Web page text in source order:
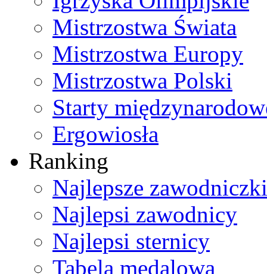
Mistrzostwa Świata
Mistrzostwa Europy
Mistrzostwa Polski
Starty
Ergowiosła
Ranking
Najlepsze zawodniczki
Najlepsi zawodnicy
Najlepsi sternicy
Tabela medalowa